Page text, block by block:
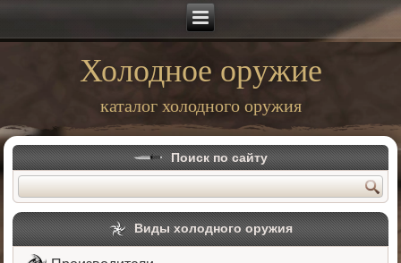
Холодное оружие
каталог холодного оружия
Поиск по сайту
Виды холодного оружия